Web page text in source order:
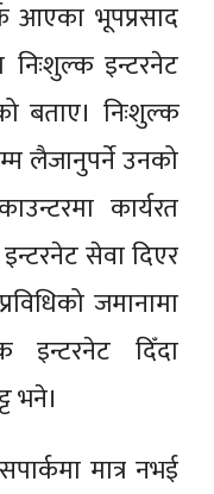
आएका भूपप्रसाद
इन्टरनेट
बताए। निःशुल्क
लैजानुपर्ने उनको
कार्यरत
सेवा दिएर
जमानामा
इन्टरनेट दिँदा
भने।
मात्र नभई